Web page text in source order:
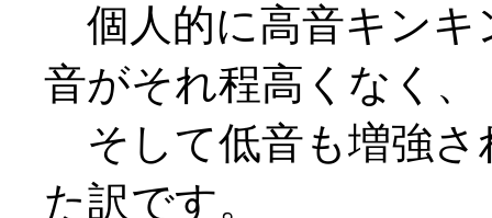
個人的に高音キンキ
音がそれ程高くなく、
そして低音も増強さ
た訳です。